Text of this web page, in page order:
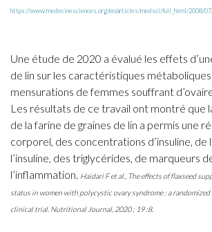
https://www.medecinesciences.org/en/articles/medsci/full_html/2008/
Une étude de 2020 a évalué les effets
de lin sur les caractéristiques
mensurations de femmes souffrant
Les résultats de ce travail ont montré que
de la farine de graines de lin a permis une
corporel, des concentrations d’insuline, de
l’insuline, des triglycérides, de marqueurs
l’inflammation. Haidari F et al., The effects of flaxseed
status in women with polycystic ovary syndrome : a
clinical trial. Nutritional Journal, 2020 ; 19 :8.